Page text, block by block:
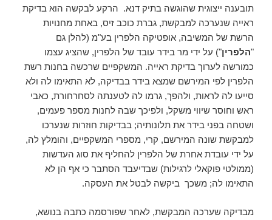
תובענה ייצוגית שהוגשה בתיק דנא. הרקע לבקשה הוא בדיקת
ראייה שנערכה למבקשת, גברת כוכב זיס, באחת מחנויות
הרשת של המשיבה, אופטיקה הלפרין בע"מ (להלן גם
"הלפרין") על ידי מר בידר עובד של הלפרין, שהציג עצמו
כמורשה לערוך בדיקת ראייה. המשקפיים שרכשה בחנות רשת
הלפרין לפי המירשם שמצא בידר בבדיקה, לא התאימו לה ולא
סייעו לה לראות, ולהפך, גרמו לה לטענתה לסחרחורת, כאבי
ראש וחוסר שיווי משקל, ולפיכך שבה לחנות מספר פעמים,
ושטחה בפני בידר את תלונותיה; בבדיקות חוזרות שנערכו
למבקשת שונה המירשם, קרי, מספרי המשקפיים, והומלץ לה,
על ידי עובדת אחרת של הלפרין להחליף את סוג העדשות
(ממולטי פוקאלי לרגילות) שבדיעבד הסתבר כי אף הן לא
התאימו לה; משכך ביקשה לבטל את העסקה.
מבדיקה שערכה המבקשת, לאחר שפורסמה כתבה בנושא,